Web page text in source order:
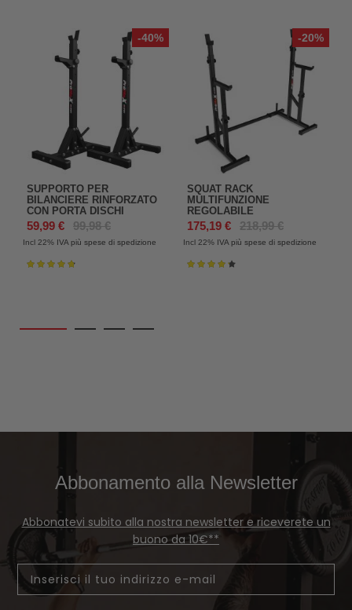
-40%
SUPPORTO PER
BILANCIERE RINFORZATO
CON PORTA DISCHI
59,99 € 99,98 €
Incl 22% IVA più spese di spedizione
Valutazione:
-20%
SQUAT RACK
MULTIFUNZIONE
REGOLABILE
175,19 € 218,99 €
Incl 22% IVA più spese di spedizione
Valutazione:
Abbonamento alla Newsletter
Abbonatevi subito alla nostra newsletter e riceverete un
buono da 10€**
Email